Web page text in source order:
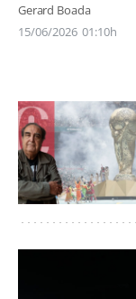
Gerard Boada
15/06/2026 01:10h